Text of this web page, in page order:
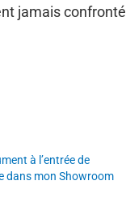
jamais
à l’entrée de
dans mon Showroom